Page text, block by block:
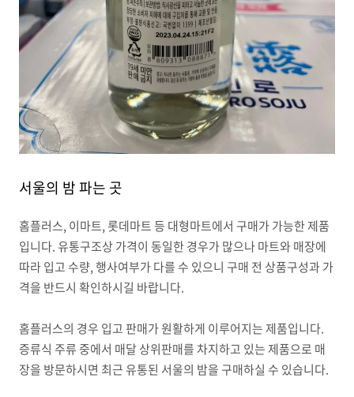
서울의 밤 파는 곳
홈플러스, 이마트, 롯데마트 등 대형마트에서 구매가 가능한 제품
입니다. 유통구조상 가격이 동일한 경우가 많으나 마트와 매장에
따라 입고 수량, 행사여부가 다를 수 있으니 구매 전 상품구성과 가
격을 반드시 확인하시길 바랍니다.
홈플러스의 경우 입고 판매가 원활하게 이루어지는 제품입니다.
증류식 주류 중에서 매달 상위판매를 차지하고 있는 제품으로 매
장을 방문하시면 최근 유통된 서울의 밤을 구매하실 수 있습니다.